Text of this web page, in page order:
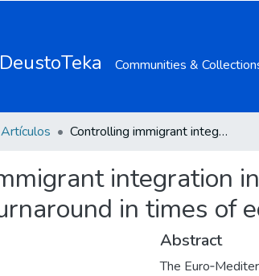
DeustoTeka Communities &
Artículos Controlling immigrant integration in the Euro-Mediterranean region: a compelling turnaround in times of economic crisis
integration
in times of
Abstract
The